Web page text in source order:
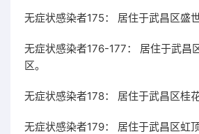
无症状感染者175： 居住于武昌区盛
无症状感染者176-177： 居住于武昌
区。
无症状感染者178： 居住于武昌区桂花
无症状感染者179： 居住于武昌区虹